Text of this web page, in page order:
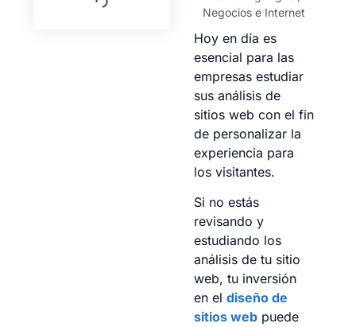
Negocios e Internet
Hoy en día es
esencial para las
empresas estudiar
sus análisis de
sitios web con el fin
de personalizar la
experiencia para
los visitantes.
Si no estás
revisando y
estudiando los
análisis de tu sitio
web, tu inversión
en el diseño de
sitios web puede